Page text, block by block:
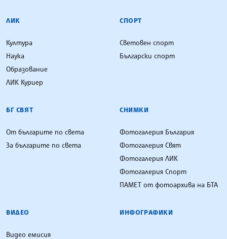
ЛИК
Култура
Наука
Образование
ЛИК Куриер
СПОРТ
Световен спорт
Български спорт
БГ СВЯТ
От българите по света
За българите по света
СНИМКИ
Фотогалерия България
Фотогалерия Свят
Фотогалерия ЛИК
Фотогалерия Спорт
ПАМЕТ от фотоархива на БТА
ВИДЕО
Видео емисия
ИНФОГРАФИКИ